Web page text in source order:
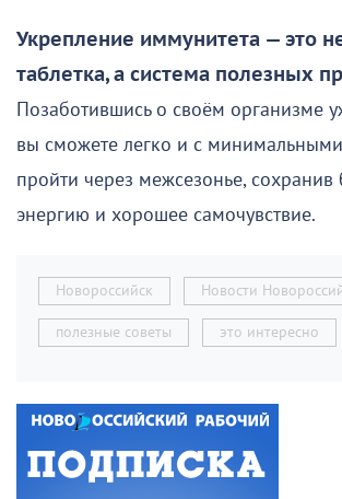
Укрепление иммунитета — это
таблетка, а система полезных
Позаботившись о своём организме
вы сможете легко и с
пройти через межсезонье, сохранив
энергию и хорошее самочувствие.
Новороссийск Новости
полезные советы это интересно